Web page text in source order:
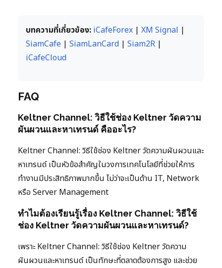
บทความที่เกี่ยวข้อง: iCafeForex | XM Signal |
SiamCafe | SiamLanCard | Siam2R |
iCafeCloud
FAQ
Keltner Channel: วิธีใช้ช่อง Keltner วัดความ
ผันผวนและหาเทรนด์ คืออะไร?
Keltner Channel: วิธีใช้ช่อง Keltner วัดความผันผวนและ
หาเทรนด์ เป็นหัวข้อสำคัญในวงการเทคโนโลยีที่ช่วยให้การ
ทำงานมีประสิทธิภาพมากขึ้น ไม่ว่าจะเป็นด้าน IT, Network
หรือ Server Management
ทำไมต้องเรียนรู้เรื่อง Keltner Channel: วิธีใช้
ช่อง Keltner วัดความผันผวนและหาเทรนด์?
เพราะ Keltner Channel: วิธีใช้ช่อง Keltner วัดความ
ผันผวนและหาเทรนด์ เป็นทักษะที่ตลาดต้องการสูง และช่วย